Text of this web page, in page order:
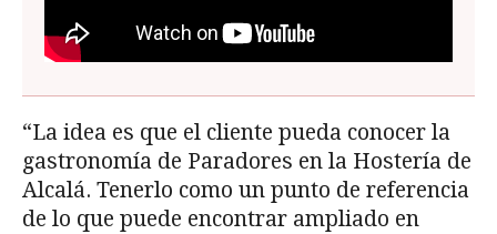
“La idea es que el cliente pueda conocer la
gastronomía de Paradores en la Hostería de
Alcalá. Tenerlo como un punto de referencia
de lo que puede encontrar ampliado en